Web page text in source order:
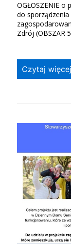
OGŁOSZENIE o
do
Zdrój (OBSZAR
Czytaj